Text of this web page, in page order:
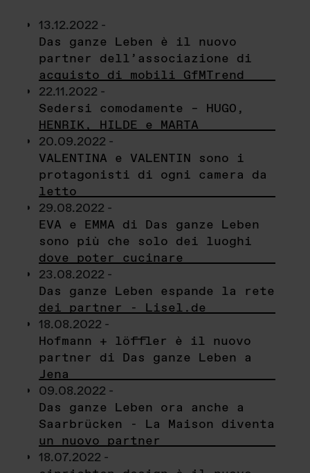
13.12.2022 -
Das ganze Leben è il nuovo
partner dell’associazione di
acquisto di mobili GfMTrend
22.11.2022 -
Sedersi comodamente – HUGO,
HENRIK, HILDE e MARTA
20.09.2022 -
VALENTINA e VALENTIN sono i
protagonisti di ogni camera da
letto
29.08.2022 -
EVA e EMMA di Das ganze Leben
sono più che solo dei luoghi
dove poter cucinare
23.08.2022 -
Das ganze Leben espande la rete
dei partner - Lisel.de
18.08.2022 -
Hofmann + löffler è il nuovo
partner di Das ganze Leben a
Jena
09.08.2022 -
Das ganze Leben ora anche a
Saarbrücken - La Maison diventa
un nuovo partner
18.07.2022 -